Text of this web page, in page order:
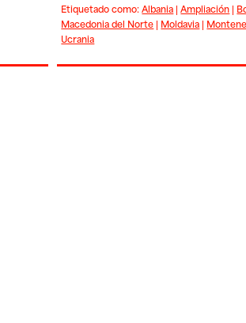
Etiquetado como:Albania |Ampliación |
Macedonia del Norte | Moldavia |
Ucrania